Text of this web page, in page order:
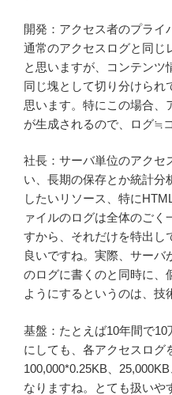
開発：アクセス者のプライ
通常のアクセスログと同じ
と思いますが、コンテンツ
同じ塊として切り分けられ
思います。特にこの場合、
が生成されるので、ログ≒
社長：サーバ単位のアクセ
い、長期の保存とか統計分
したいリソース、特に
ァイルのログは全体のご
すから、それだけを特出し
良いですね。実際、サーバ
のログに書くのと同時に、
ようにするというのは、技
基盤：たとえば10年間で
にしても、各アクセスログ
100,000*0.25KB、
なりますね。とても扱いや